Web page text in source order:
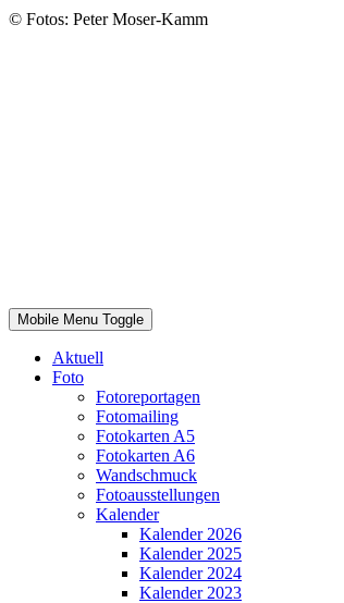
© Fotos: Peter Moser-Kamm
Mobile Menu Toggle
Aktuell
Foto
Fotoreportagen
Fotomailing
Fotokarten A5
Fotokarten A6
Wandschmuck
Fotoausstellungen
Kalender
Kalender 2026
Kalender 2025
Kalender 2024
Kalender 2023